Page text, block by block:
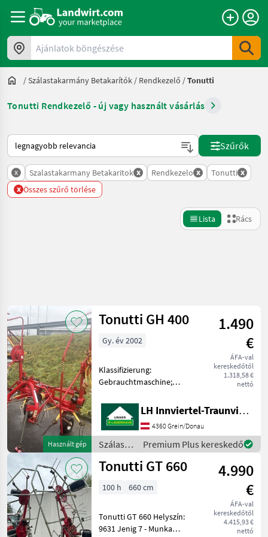
Ajánlatok böngészése
/Szálastakarmány Betakarítók / Rendkezelő /Tonutti
Tonutti Rendkezelő - új vagy használt vásárlás
Így van sorba rendezve a Landwirt.com-on
Szűrők
x Szalastakarmany Betakaritok x Rendkezelo x Tonutti x
x Összes szűrő törlése
Lista Rács
Kategória 4 Ország Szűrők
AKTUÁLIS
ÚTVONAL
Mezőgazdasági
gépek/eszközök
Szalastakarmany
Betakaritok
Rendkezelo
KATEGÓRIA
KIVÁLASZTÁSA
Tonutti
Visszaállítás
megjelenítése
Használt gép
Tonutti GH 400
1.490
€
ÁFA-val
kereskedőtől
1.318,58 €
nettó
Gy. év 2002
Klassifizierung:
Gebrauchtmaschine;
Kreisel: 4; Arme je Kreisel: 6;
Anzahl Vorbesitzer: 1;
Weitere
Maschinenmerkmale:
Privatverkauf hydraul
LH Innviertel-Traunviertel-Urfahr
4360 Grein/Donau
Szálastakarmány
betakarítók
/ Tonutti
Premium Plus kereskedő
Tonutti GT 660
4.990
€
ÁFA-val
kereskedőtől
4.415,93 €
nettó
100 h 660 cm
Tonutti GT 660 Helyszín:
9631 Jenig 7 - Munka